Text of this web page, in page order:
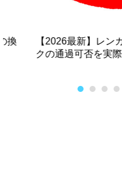
換
【2026最新】レン
クの通過可否を実